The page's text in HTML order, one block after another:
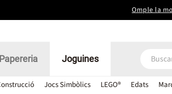
Omple la
Papereria Joguines
Jocs Simbòlics LEGO® Edats